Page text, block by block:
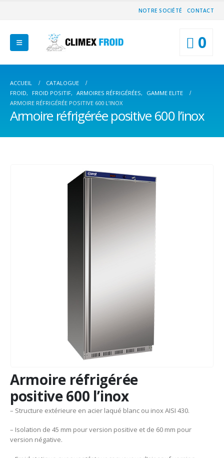
NOTRE SOCIÉTÉ CONTACT
0
ACCUEIL
CATALOGUE
FROID, FROID POSITIF, ARMOIRES RÉFRIGÉRÉES,
GAMME ELITE
ARMOIRE RÉFRIGÉRÉE POSITIVE 600 L’INOX
Armoire réfrigérée positive 600 l’inox
Armoire réfrigérée
positive 600 l’inox
– Structure extérieure en acier laqué blanc ou inox AISI 430.
– Isolation de 45 mm pour version positive et de 60 mm pour
version négative.